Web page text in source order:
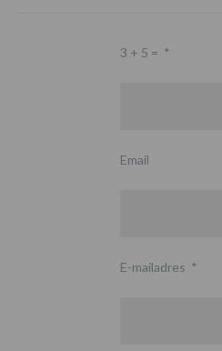
3 + 5 = *
Email
E-mailadres *